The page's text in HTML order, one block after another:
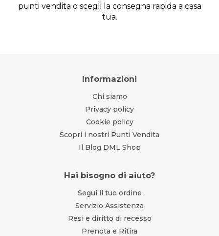
punti vendita o scegli la consegna rapida a casa
tua.
Informazioni
Chi siamo
Privacy policy
Cookie policy
Scopri i nostri Punti Vendita
Il Blog DML Shop
Hai bisogno di aiuto?
Segui il tuo ordine
Servizio Assistenza
Resi e diritto di recesso
Prenota e Ritira